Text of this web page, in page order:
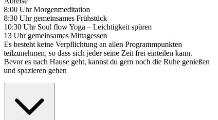
8:00 Uhr Morgenmeditation
8:30 Uhr gemeinsames Frühstück
10:30 Uhr Soul flow Yoga – Leichtigkeit spüren
13 Uhr gemeinsames Mittagessen
Es besteht keine Verpflichtung an allen Programmpunkten
teilzunehmen, so dass sich jeder seine Zeit frei einteilen kann.
Bevor es nach Hause geht, kannst du gern noch die Ruhe genießen
und spazieren gehen